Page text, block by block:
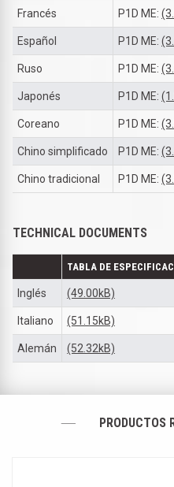
Francés P1D ME:
Español P1D ME:
Ruso P1D ME:
Japonés P1D ME:
Coreano P1D ME:
Chino simplificado P1D ME:
Chino tradicional P1D ME:
TECHNICAL DOCUMENTS
TABLA DE
Inglés (49.00kB)
Italiano (51.15kB)
Alemán (52.32kB)
PRODUCTOS